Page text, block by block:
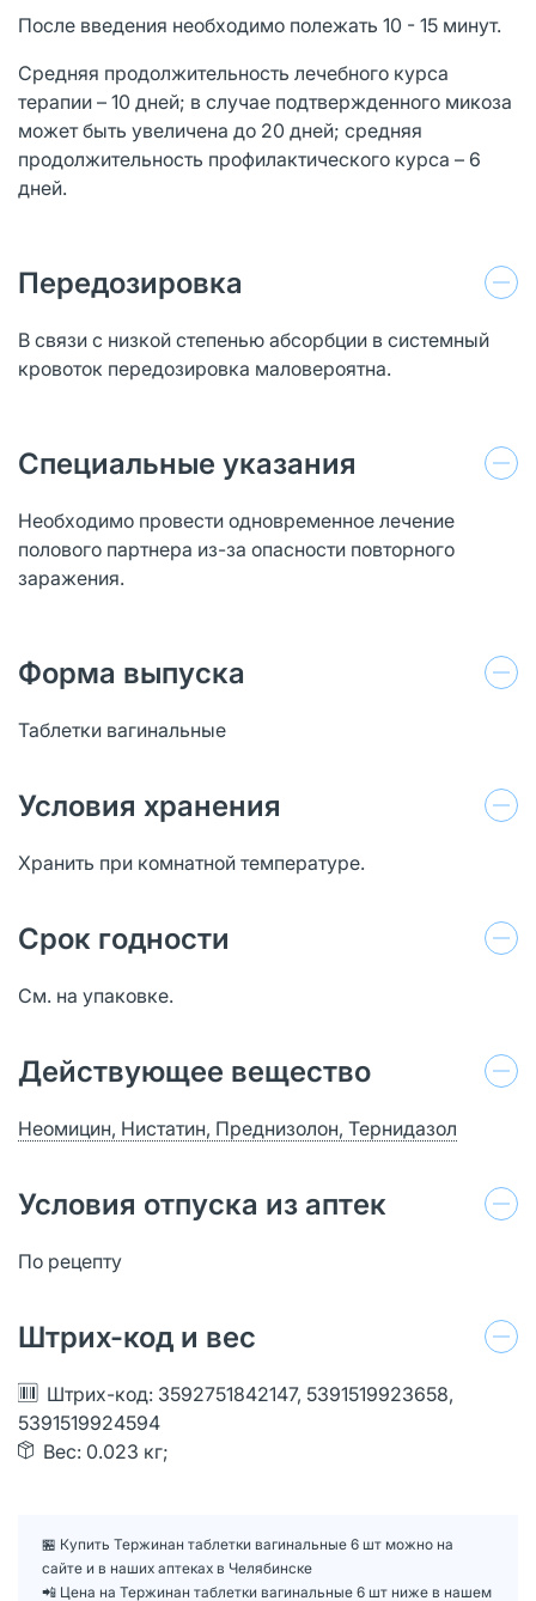
После введения необходимо полежать 10 - 15 минут.
Средняя продолжительность лечебного курса
терапии – 10 дней; в случае подтвержденного микоза
может быть увеличена до 20 дней; средняя
продолжительность профилактического курса – 6
дней.
Передозировка
В связи с низкой степенью абсорбции в системный
кровоток передозировка маловероятна.
Специальные указания
Необходимо провести одновременное лечение
полового партнера из-за опасности повторного
заражения.
Форма выпуска
Таблетки вагинальные
Условия хранения
Хранить при комнатной температуре.
Срок годности
См. на упаковке.
Действующее вещество
Неомицин, Нистатин, Преднизолон, Тернидазол
Условия отпуска из аптек
По рецепту
Штрих-код и вес
Штрих-код: 3592751842147, 5391519923658,
5391519924594
Вес: 0.023 кг;
🏪 Купить Тержинан таблетки вагинальные 6 шт можно на
сайте и в наших аптеках в Челябинске
📲 Цена на Тержинан таблетки вагинальные 6 шт ниже в нашем